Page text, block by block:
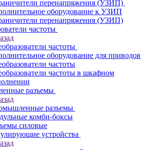
перенапряжения (УЗИП)
оборудование к УЗИП
перенапряжения (УЗИП)
частоты
частоты
оборудование для приводов
частоты
частоты в шкафном
разъемы
разъемы
комби-боксы
силовые
устройства